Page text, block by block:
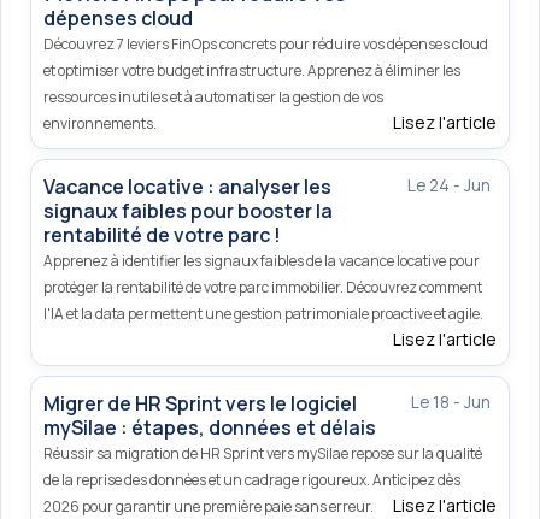
dépenses cloud
Découvrez 7 leviers FinOps concrets pour réduire vos dépenses cloud
et optimiser votre budget infrastructure. Apprenez à éliminer les
ressources inutiles et à automatiser la gestion de vos
environnements.
Lisez l'article
Le 24 - Jun
Vacance locative : analyser les
signaux faibles pour booster la
rentabilité de votre parc !
Apprenez à identifier les signaux faibles de la vacance locative pour
protéger la rentabilité de votre parc immobilier. Découvrez comment
l'IA et la data permettent une gestion patrimoniale proactive et agile.
Lisez l'article
Le 18 - Jun
Migrer de HR Sprint vers le logiciel
mySilae : étapes, données et délais
Réussir sa migration de HR Sprint vers mySilae repose sur la qualité
de la reprise des données et un cadrage rigoureux. Anticipez dès
2026 pour garantir une première paie sans erreur.
Lisez l'article